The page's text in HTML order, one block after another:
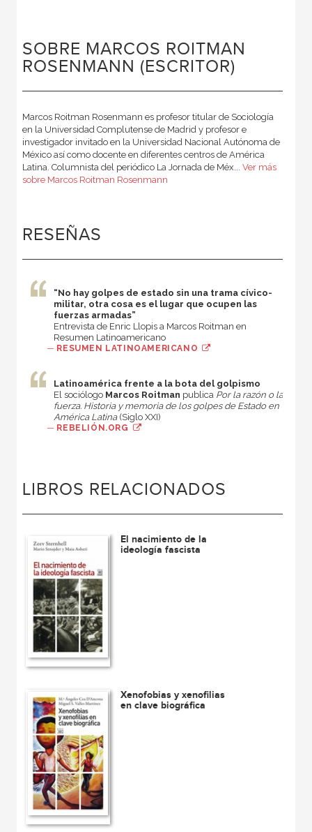
SOBRE MARCOS ROITMAN
ROSENMANN (ESCRITOR)
Marcos Roitman Rosenmann es profesor titular de Sociología
en la Universidad Complutense de Madrid y profesor e
investigador invitado en la Universidad Nacional Autónoma de
México así como docente en diferentes centros de América
Latina. Columnista del periódico La Jornada de Méx... Ver más
sobre Marcos Roitman Rosenmann
RESEÑAS
“No hay golpes de estado sin una trama cívico-
militar, otra cosa es el lugar que ocupen las
fuerzas armadas”
Entrevista de Enric Llopis a Marcos Roitman en
Resumen Latinoamericano
— RESUMEN LATINOAMERICANO
Latinoamérica frente a la bota del golpismo
El sociólogo Marcos Roitman publica Por la razón o la
fuerza. Historia y memoria de los golpes de Estado en
América Latina(Siglo XXI)
— REBELIÓN.ORG
LIBROS RELACIONADOS
El nacimiento de la
ideología fascista
Xenofobias y xenofilias
en clave biográfica